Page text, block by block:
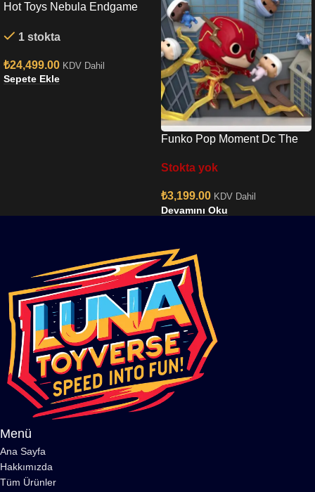
Hot Toys Nebula Endgame
1 stokta
₺24,499.00 KDV Dahil
Sepete Ekle
Funko Pop Moment Dc The
No:1349
Stokta yok
₺3,199.00 KDV Dahil
Devamını Oku
Menü
Ana Sayfa
Hakkımızda
Tüm Ürünler